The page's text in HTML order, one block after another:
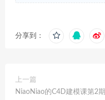
分享到：
上一篇
NiaoNiao的C4D建模课第2期